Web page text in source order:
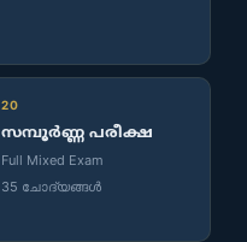
20
സമ്പൂർണ്ണ പരീക്ഷ
Full Mixed Exam
35 ചോദ്യങ്ങൾ